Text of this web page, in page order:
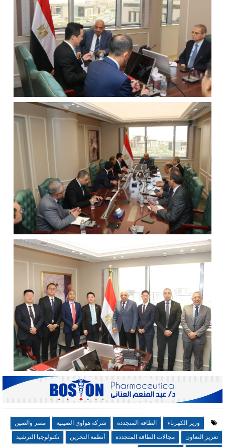
وزير الكهرباء الطاقة المتجددة شركة هواوي الصينية
مصر والصين
تعزيز التعاون
مجالات الطاقة المتجددة أنظمة التخزين
تكنولوجيا الترشيد